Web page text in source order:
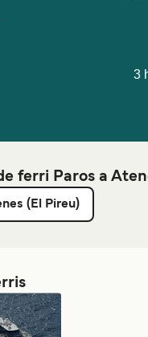
3
ferri Paros a
(El Pireu)